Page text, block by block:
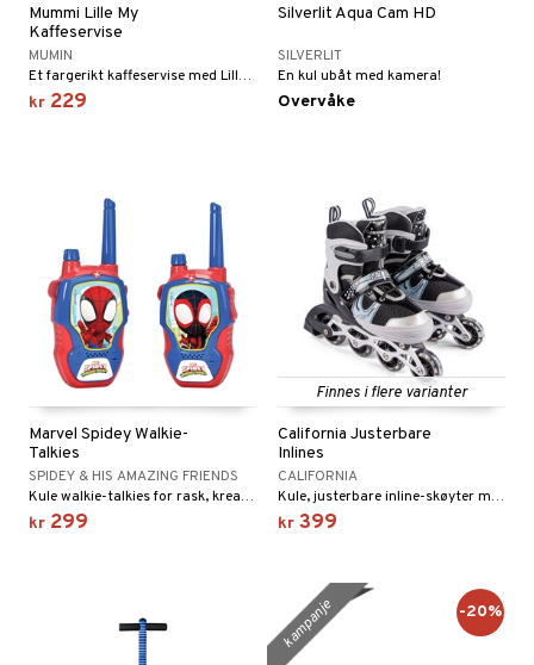
Mummi Lille My
Kaffeservise
MUMIN
Et fargerikt kaffeservise med Lille My til 4 personer.
kr 229
Silverlit Aqua Cam HD
SILVERLIT
En kul ubåt med kamera!
Overvåke
Marvel Spidey Walkie-
Talkies
SPIDEY & HIS AMAZING FRIENDS
Kule walkie-talkies for rask, kreativ lek.
kr 299
Finnes i flere varianter
California Justerbare
Inlines
CALIFORNIA
Kule, justerbare inline-skøyter med lys i forhjulet!
kr 399
kampanje -20%